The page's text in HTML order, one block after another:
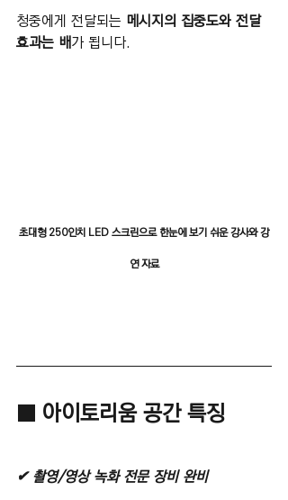
청중에게 전달되는 메시지의 집중도와 전달
효과는 배가 됩니다.
초대형 250인치 LED 스크린으로 한눈에 보기 쉬운 강사와 강
연 자료
■ 아이토리움 공간 특징
✔ 촬영/영상 녹화 전문 장비 완비